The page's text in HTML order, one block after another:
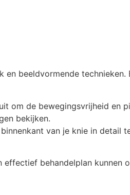
beeldvormende
om de bewegingsvrijheid en
bekijken.
van je knie in detail
behandelplan kunnen